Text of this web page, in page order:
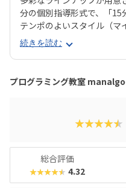
分の個別指導形式で、「15
テンポのよいスタイル（マ
中でも「ジュニア・プログ
ラミング講座では、実際に
り、保護者からの信頼も厚
ぶだけでなく、“かたちに
とつです。
続きを読む
プログラミング教室
★★★★★
総合評価
★★★★★ 4.32